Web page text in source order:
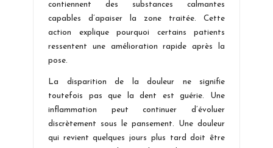
contiennent des substances calmantes
capables d’apaiser la zone traitée. Cette
action explique pourquoi certains patients
ressentent une amélioration rapide après la
pose.
La disparition de la douleur ne signifie
toutefois pas que la dent est guérie. Une
inflammation peut continuer d’évoluer
discrètement sous le pansement. Une douleur
qui revient quelques jours plus tard doit être